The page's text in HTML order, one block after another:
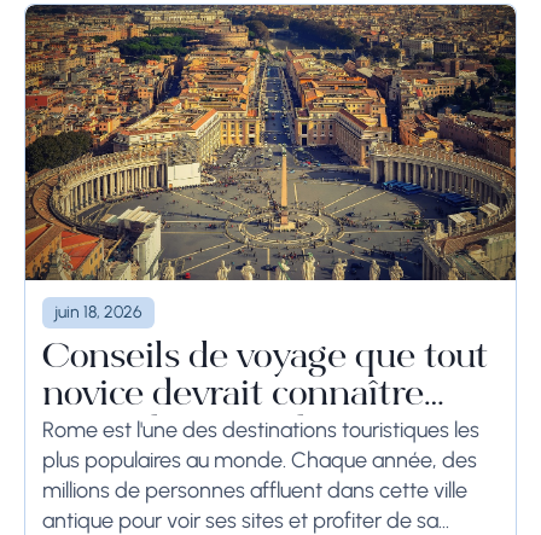
juin 18, 2026
Conseils de voyage que tout
novice devrait connaître
avant de se rendre à Rome
Rome est l'une des destinations touristiques les
plus populaires au monde. Chaque année, des
millions de personnes affluent dans cette ville
antique pour voir ses sites et profiter de sa